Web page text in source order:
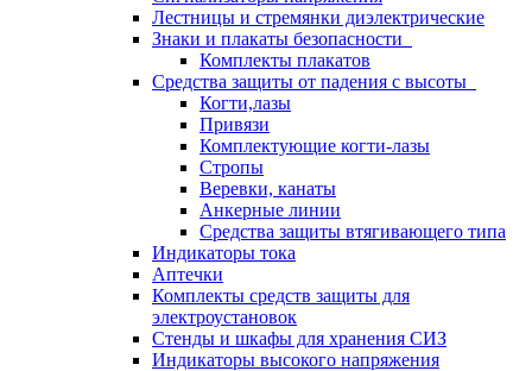
Лестницы и стремянки диэлектрические
Знаки и плакаты безопасности
Комплекты плакатов
Средства защиты от падения с высоты
Когти,лазы
Привязи
Комплектующие когти-лазы
Стропы
Веревки, канаты
Анкерные линии
Средства защиты втягивающего типа
Индикаторы тока
Аптечки
Комплекты средств защиты для
электроустановок
Стенды и шкафы для хранения СИЗ
Индикаторы высокого напряжения